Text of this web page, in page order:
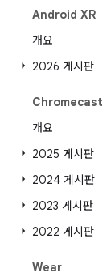
Android XR
개요
2026 게시판
Chromecast
개요
2025 게시판
2024 게시판
2023 게시판
2022 게시판
Wear